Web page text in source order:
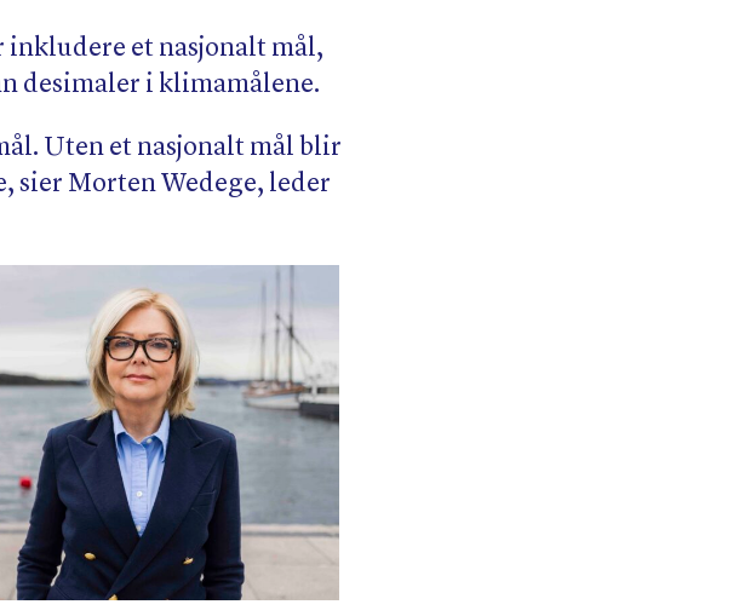
et nasjonalt mål,
desimaler i klimamålene.
Uten et nasjonalt mål blir
sier Morten Wedege, leder